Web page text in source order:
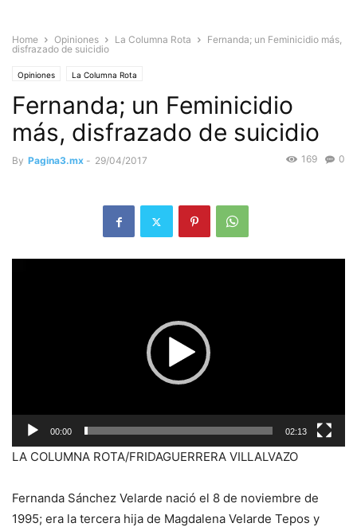
Home Opiniones La Columna Rota
Fernanda; un Feminicidio más,
disfrazado de suicidio
Opiniones La Columna Rota
Fernanda; un Feminicidio
más, disfrazado de suicidio
By Pagina3.mx - 29/04/2017 0
169
00:00 02:13
LA COLUMNA ROTA/FRIDAGUERRERA VILLALVAZO
Fernanda Sánchez Velarde nació el 8 de noviembre de
1995; era la tercera hija de Magdalena Velarde Tepos y